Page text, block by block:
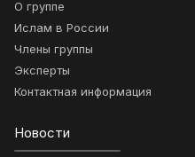
О группе
Ислам в России
Члены группы
Эксперты
Контактная информация
Новости